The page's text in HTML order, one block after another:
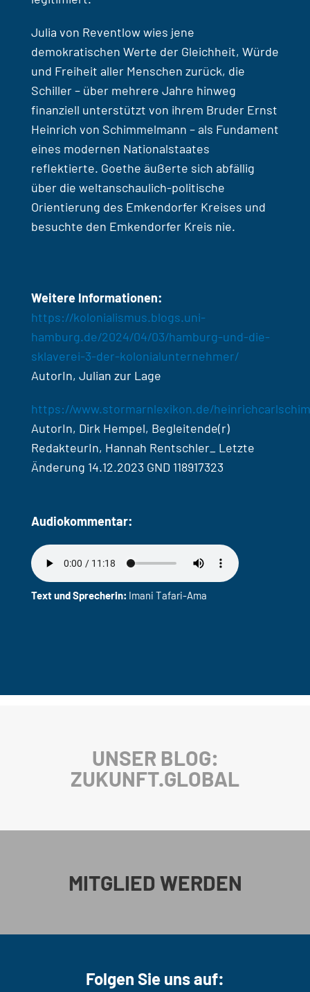
Julia von Reventlow wies jene
demokratischen Werte der Gleichheit, Würde
und Freiheit aller Menschen zurück, die
Schiller – über mehrere Jahre hinweg
finanziell unterstützt von ihrem Bruder Ernst
Heinrich von Schimmelmann – als Fundament
eines modernen Nationalstaates
reflektierte. Goethe äußerte sich abfällig
über die weltanschaulich-politische
Orientierung des Emkendorfer Kreises und
besuchte den Emkendorfer Kreis nie.
Weitere Informationen:
https://kolonialismus.blogs.uni-
hamburg.de/2024/04/03/hamburg-und-die-
sklaverei-3-der-kolonialunternehmer/
AutorIn, Julian zur Lage
https://www.stormarnlexikon.de/
AutorIn, Dirk Hempel, Begleitende(r)
RedakteurIn, Hannah Rentschler_ Letzte
Änderung 14.12.2023 GND 118917323
Audiokommentar:
Text und Sprecherin: Imani Tafari-Ama
UNSER BLOG:
ZUKUNFT.GLOBAL
MITGLIED WERDEN
Folgen Sie uns auf: